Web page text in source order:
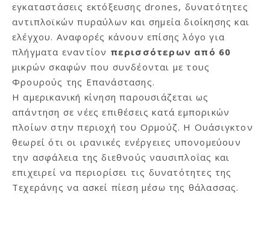
εγκαταστάσεις εκτόξευσης drones, δυνατότητες
αντιπλοϊκών πυραύλων και σημεία διοίκησης και
ελέγχου. Αναφορές κάνουν επίσης λόγο για
πλήγματα εναντίον περισσότερων από 60
μικρών σκαφών που συνδέονται με τους
Φρουρούς της Επανάστασης.
Η αμερικανική κίνηση παρουσιάζεται ως
απάντηση σε νέες επιθέσεις κατά εμπορικών
πλοίων στην περιοχή του Ορμούζ. Η Ουάσιγκτον
θεωρεί ότι οι ιρανικές ενέργειες υπονομεύουν
την ασφάλεια της διεθνούς ναυσιπλοΐας και
επιχειρεί να περιορίσει τις δυνατότητες της
Τεχεράνης να ασκεί πίεση μέσω της θάλασσας.